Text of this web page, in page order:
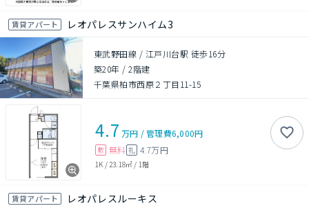
賃貸アパート レオパレスサンハイム3
東武野田線 / 江戸川台駅 徒歩16分
築20年 /2階建
千葉県柏市西原２丁目11-15
4.7 万円 /管理費6,000円
敷 無料 礼 4.7万円
1K / 23.18㎡ / 1階
賃貸アパート レオパレスルーキス